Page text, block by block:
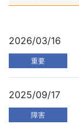
2026/03/16
重要
2025/09/17
障害